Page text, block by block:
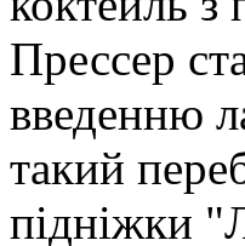
Прессер
введенню
такий
підніжки